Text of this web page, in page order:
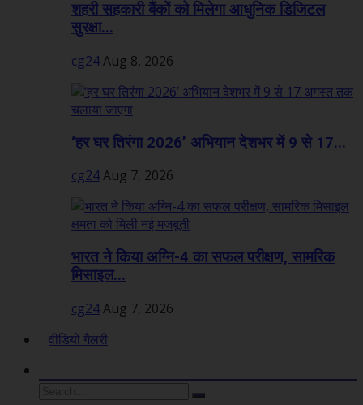
शहरी सहकारी बैंकों को मिलेगा आधुनिक डिजिटल
सुरक्षा...
cg24Aug 8, 2026
‘हर घर तिरंगा 2026’ अभियान देशभर में 9 से 17...
cg24Aug 7, 2026
भारत ने किया अग्नि-4 का सफल परीक्षण, सामरिक
मिसाइल...
cg24Aug 7, 2026
वीडियो गैलरी